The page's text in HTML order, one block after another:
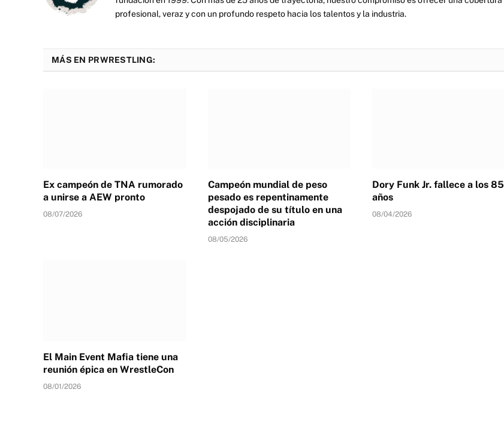
profesional, veraz y con un profundo respeto hacia los talentos y la industria.
MÁS EN PRWRESTLING:
Ex campeón de TNA rumorado
a unirse a AEW pronto
08/07/2026
Campeón mundial de peso
pesado es repentinamente
despojado de su título en una
acción disciplinaria
08/05/2026
Dory Funk Jr. fallece a los 85
años
08/04/2026
El Main Event Mafia tiene una
reunión épica en WrestleCon
08/01/2026